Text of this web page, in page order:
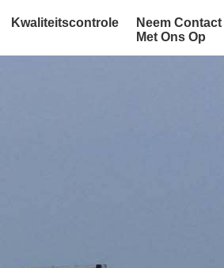
Kwaliteitscontrole
Neem Contact
Met Ons Op